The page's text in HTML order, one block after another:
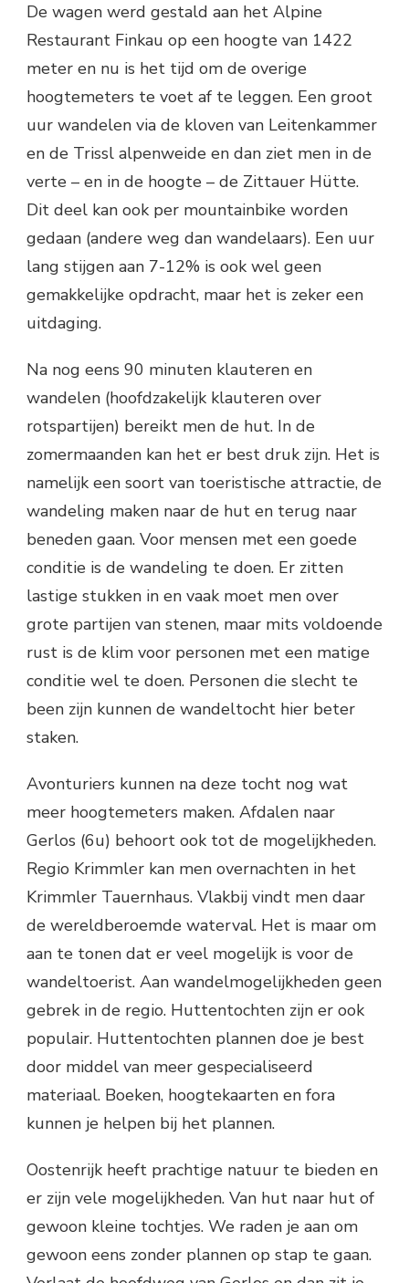
De wagen werd gestald aan het Alpine
Restaurant Finkau op een hoogte van 1422
meter en nu is het tijd om de overige
hoogtemeters te voet af te leggen. Een groot
uur wandelen via de kloven van Leitenkammer
en de Trissl alpenweide en dan ziet men in de
verte – en in de hoogte – de Zittauer Hütte.
Dit deel kan ook per mountainbike worden
gedaan (andere weg dan wandelaars). Een uur
lang stijgen aan 7-12% is ook wel geen
gemakkelijke opdracht, maar het is zeker een
uitdaging.
Na nog eens 90 minuten klauteren en
wandelen (hoofdzakelijk klauteren over
rotspartijen) bereikt men de hut. In de
zomermaanden kan het er best druk zijn. Het is
namelijk een soort van toeristische attractie, de
wandeling maken naar de hut en terug naar
beneden gaan. Voor mensen met een goede
conditie is de wandeling te doen. Er zitten
lastige stukken in en vaak moet men over
grote partijen van stenen, maar mits voldoende
rust is de klim voor personen met een matige
conditie wel te doen. Personen die slecht te
been zijn kunnen de wandeltocht hier beter
staken.
Avonturiers kunnen na deze tocht nog wat
meer hoogtemeters maken. Afdalen naar
Gerlos (6u) behoort ook tot de mogelijkheden.
Regio Krimmler kan men overnachten in het
Krimmler Tauernhaus. Vlakbij vindt men daar
de wereldberoemde waterval. Het is maar om
aan te tonen dat er veel mogelijk is voor de
wandeltoerist. Aan wandelmogelijkheden geen
gebrek in de regio. Huttentochten zijn er ook
populair. Huttentochten plannen doe je best
door middel van meer gespecialiseerd
materiaal. Boeken, hoogtekaarten en fora
kunnen je helpen bij het plannen.
Oostenrijk heeft prachtige natuur te bieden en
er zijn vele mogelijkheden. Van hut naar hut of
gewoon kleine tochtjes. We raden je aan om
gewoon eens zonder plannen op stap te gaan.